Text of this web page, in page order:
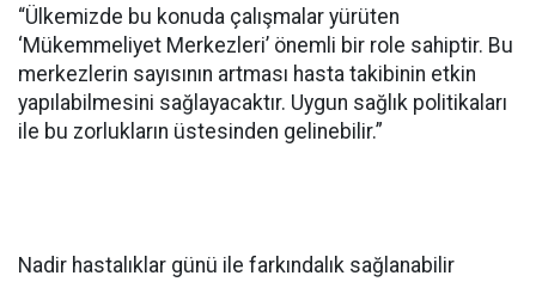
“Ülkemizde bu konuda çalışmalar yürüten
‘Mükemmeliyet Merkezleri’ önemli bir role sahiptir. Bu
merkezlerin sayısının artması hasta takibinin etkin
yapılabilmesini sağlayacaktır. Uygun sağlık politikaları
ile bu zorlukların üstesinden gelinebilir.”
Nadir hastalıklar günü ile farkındalık sağlanabilir